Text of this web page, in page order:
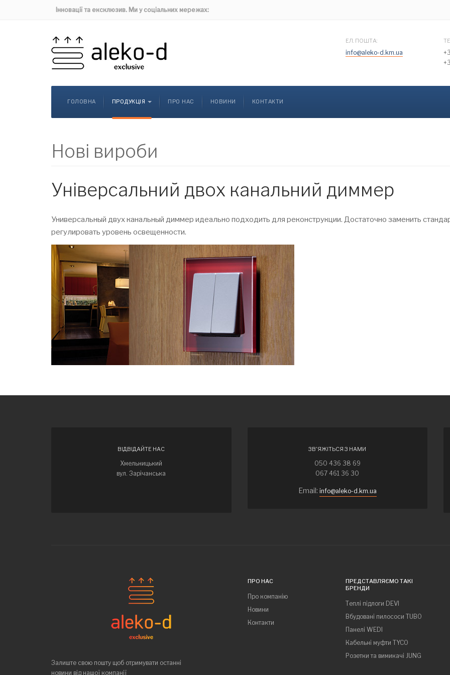
Інновації та ексклюзив. Ми у соціальних мережах:
ЕЛ. ПОШТА:
info@aleko-d.km.ua
ГОЛОВНА ПРОДУКЦІЯ ПРО НАС НОВИНИ КОНТАКТИ
Нові вироби
Універсальний двох канальний диммер
Универсальный двух канальный диммер идеально подходить для реконструкции. Достаточно заменить
регулировать уровень освещенности.
ВІДВІДАЙТЕ НАС
Хмельницький
вул. Зарічанська
ЗВ'ЯЖІТЬСЯ З НАМИ
050 436 38 69
067 461 36 30
Email: info@aleko-d.km.ua
Залиште свою пошту щоб отримувати останні
новини від нашої компанії
ПРО НАС
Про компанію
Новини
Контакти
ПРЕДСТАВЛЯЄМО ТАКІ
БРЕНДИ
Теплі підлоги DEVI
Вбудовані пилососи TUBO
Панелі WEDI
Кабельні муфти TYCO
Розетки та вимикачі JUNG